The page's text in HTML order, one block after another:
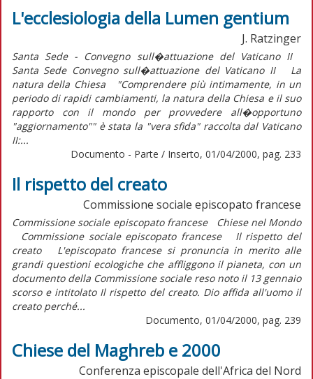
L'ecclesiologia della Lumen gentium
J. Ratzinger
Santa Sede - Convegno sull�attuazione del Vaticano II
Santa Sede Convegno sull�attuazione del Vaticano II La
natura della Chiesa "Comprendere più intimamente, in un
periodo di rapidi cambiamenti, la natura della Chiesa e il suo
rapporto con il mondo per provvedere all�opportuno
"aggiornamento"" è stata la "vera sfida" raccolta dal Vaticano
II:...
Documento - Parte / Inserto, 01/04/2000, pag. 233
Il rispetto del creato
Commissione sociale episcopato francese
Commissione sociale episcopato francese Chiese nel Mondo
Commissione sociale episcopato francese Il rispetto del
creato L'episcopato francese si pronuncia in merito alle
grandi questioni ecologiche che affliggono il pianeta, con un
documento della Commissione sociale reso noto il 13 gennaio
scorso e intitolato Il rispetto del creato. Dio affida all'uomo il
creato perché...
Documento, 01/04/2000, pag. 239
Chiese del Maghreb e 2000
Conferenza episcopale dell'Africa del Nord